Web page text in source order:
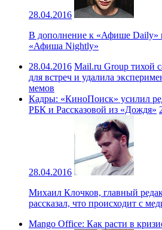
28.04.2016
В дополнение к «Афише Daily»
«Афиша Nightly»
28.04.2016 Mail.ru Group тихой
для встреч и удалила
мемов
Кадры: «КиноПоиск» усилил
РБК и Рассказовой из «Дождя»
28.04.2016
Михаил Клочков, главный
рассказал, что происходит с
Mango Office: Как расти в